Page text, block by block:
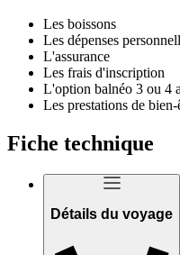
Les boissons
Les dépenses
L'assurance
Les frais d'inscription
L'option balnéo 3 ou 4
Les prestations de
Fiche technique
Détails du voyage